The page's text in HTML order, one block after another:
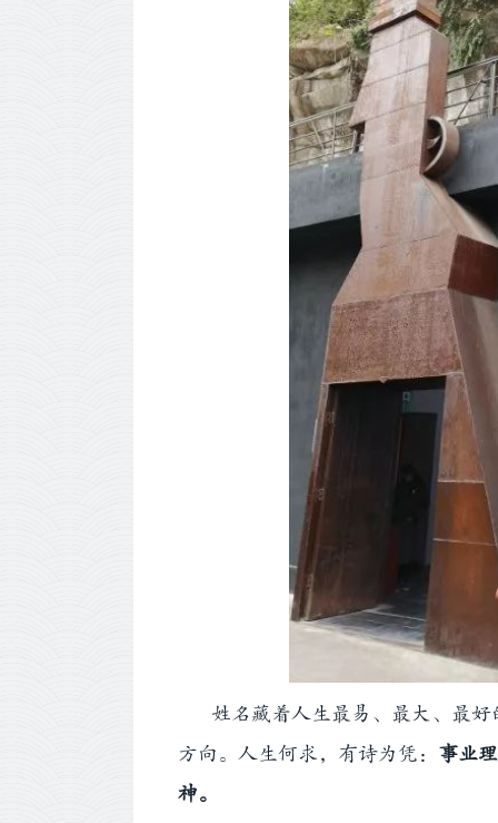
姓名藏着人生最易、最大、最好
方向。人生何求，有诗为凭： 事业
神。